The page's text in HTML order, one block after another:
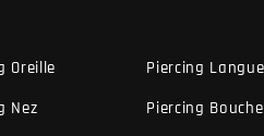
Oreille
Nez
Piercing Langue
Piercing Bouche